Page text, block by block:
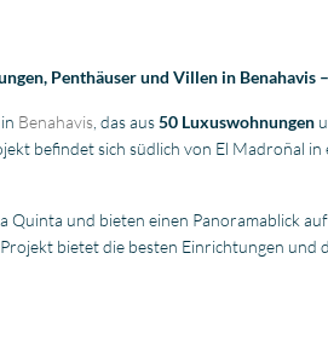
Penthäuser und Villen in Benahavis
Benahavis , das aus50 Luxuswohnungen
befindet sich südlich von El Madroñal
Quinta und bieten einen Panoramablick
bietet die besten Einrichtungen und